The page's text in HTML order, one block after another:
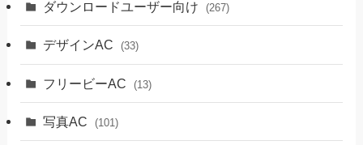
ダウンロードユーザー向け (267)
デザインAC (33)
フリービーAC (13)
写真AC (101)